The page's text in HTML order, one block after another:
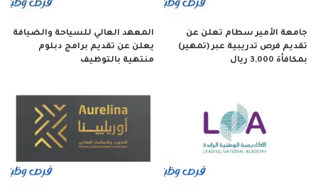
جامعة الأمير سطام تعلن عن
تقديم فرص تدريبية عبر (تمهير)
بمكافأة 3,000 ريال
المعهد العالي للسياحة والضيافة
يعلن عن تقديم برامج دبلوم
منتهية بالتوظيف